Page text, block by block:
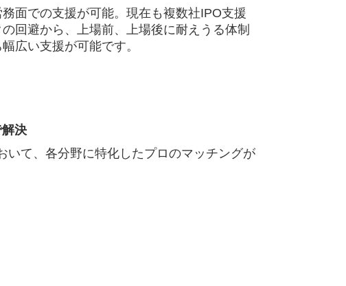
面での支援が可能。現在も複数社IPO支援
回避から、上場前、上場後に耐えうる体制
広い支援が可能です。
決
いて、各分野に特化したプロのマッチングが